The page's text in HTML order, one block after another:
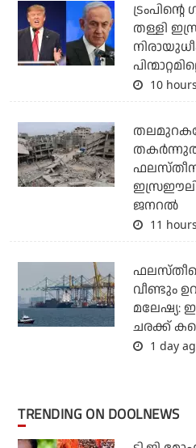
തള്ളി
10
ജനറല്‍
11
വീണ്ടും
മലേഷ്യ:
ചരക്ക്
1 day
TRENDING ON DOOLNEWS